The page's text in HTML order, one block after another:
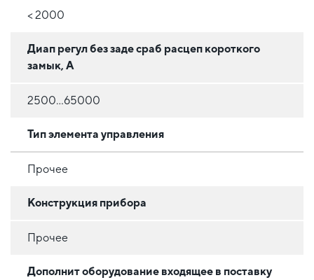
< 2000
Диап регул без заде сраб расцеп короткого
замык, А
2500...65000
Тип элемента управления
Прочее
Конструкция прибора
Прочее
Дополнит оборудование входящее в поставку